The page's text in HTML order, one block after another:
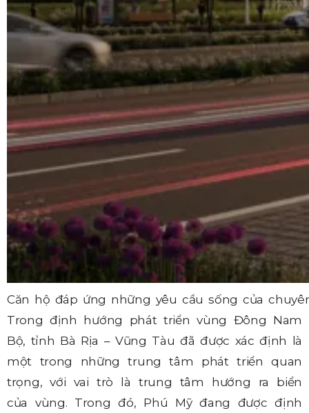
Căn hộ đáp ứng những yêu cầu sống của
Trong định hướng phát triển vùng Đông Nam
Bộ, tỉnh Bà Rịa – Vũng Tàu đã được xác định là
một trong những trung tâm phát triển quan
trọng, với vai trò là trung tâm hướng ra biển
của vùng. Trong đó, Phú Mỹ đang được định